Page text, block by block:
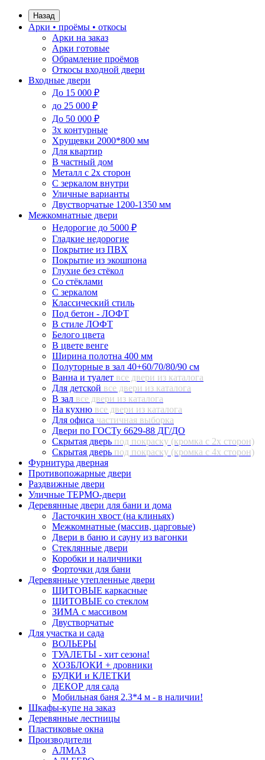
Назад
Арки • проёмы • откосы
Арки на заказ
Арки готовые
Обрамление проёмов
Откосы входной двери
Входные двери
До 15 000 ₽
до 25 000 ₽
До 50 000 ₽
3х контурные
Хрущевки 2000*800 мм
Для квартир
В частный дом
Металл с 2х сторон
С зеркалом внутри
Уличные варианты
Двустворчатые 1200-1350 мм
Межкомнатные двери
Недорогие до 5000 ₽
Гладкие недорогие
Покрытие из ПВХ
Покрытие из экошпона
Глухие без стёкол
Со стёклами
С зеркалом
Классический стиль
Под бетон - ЛОФТ
В стиле ЛОФТ
Белого цвета
В цвете венге
Ширина полотна 400 мм
Полуторные в зал 40+60/70/80/90 см
Ванна и туалет все двери из каталога
Для детской все двери из каталога
В зал все двери из каталога
На кухню все двери из каталога
Для офиса частичная выборка
Двери по ГОСТу 6629-88 ДГ/ДО
Скрытая дверь под покраску (кромка с 2х сторон)
Скрытая дверь под покраску (кромка с 4х сторон)
Фурнитура дверная
Противопожарные двери
Раздвижные двери
Уличные ТЕРМО-двери
Деревянные двери для бани и дома
Ласточкин хвост (на клиньях)
Межкомнатные (массив, царговые)
Двери в баню и сауну из вагонки
Стеклянные двери
Коробки и наличники
Форточки для бани
Деревянные утепленные двери
ЩИТОВЫЕ каркасные
ЩИТОВЫЕ со стеклом
ЗИМА с массивом
Двустворчатые
Для участка и сада
ВОЛЬЕРЫ
ТУАЛЕТЫ - хит сезона!
ХОЗБЛОКИ + дровники
БУДКИ и КЛЕТКИ
ДЕКОР для сада
Мобильная баня 2.3*4 м - в наличии!
Шкафы-купе на заказ
Деревянные лестницы
Пластиковые окна
Производители
АЛМАЗ